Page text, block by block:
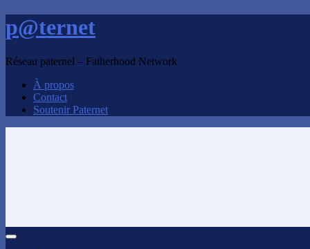
p@ternet
Réseau paternel – Fatherhood Network
À propos
Contact
Soutenir Paternet